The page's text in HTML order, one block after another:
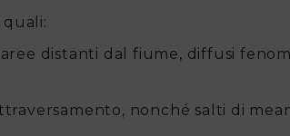
distanti dal fiume, diffusi
nonché salti di